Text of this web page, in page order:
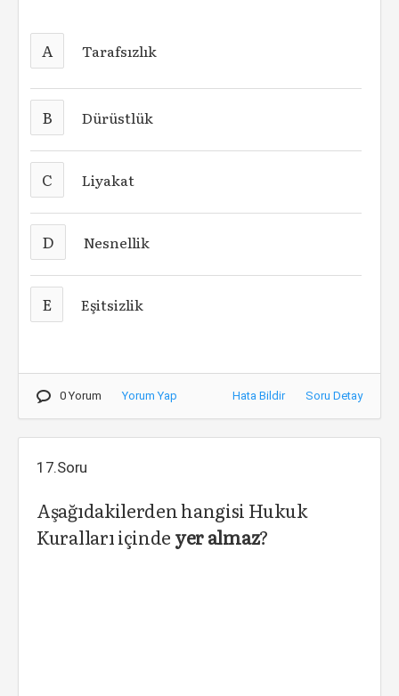
A Tarafsızlık
B Dürüstlük
C Liyakat
D Nesnellik
E Eşitsizlik
0 Yorum Yorum Yap Hata Bildir Soru Detay
17.Soru
Aşağıdakilerden hangisi Hukuk
Kuralları içinde yer almaz?